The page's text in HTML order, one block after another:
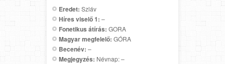
Eredet: Szláv
Híres viselő 1: –
Fonetikus átírás: GORA
Magyar megfelelő: GÓRA
Becenév: –
Megjegyzés: Névnap: –